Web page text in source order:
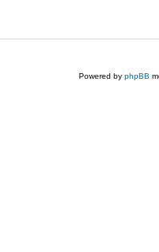
Powered by phpBB